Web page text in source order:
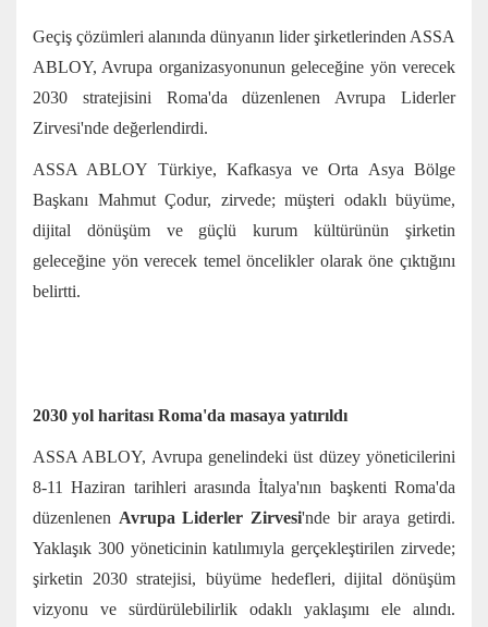
Geçiş çözümleri alanında dünyanın lider şirketlerinden ASSA
ABLOY, Avrupa organizasyonunun geleceğine yön verecek
2030 stratejisini Roma'da düzenlenen Avrupa Liderler
Zirvesi'nde değerlendirdi.
ASSA ABLOY Türkiye, Kafkasya ve Orta Asya Bölge
Başkanı Mahmut Çodur, zirvede; müşteri odaklı büyüme,
dijital dönüşüm ve güçlü kurum kültürünün şirketin
geleceğine yön verecek temel öncelikler olarak öne çıktığını
belirtti.
2030 yol haritası Roma'da masaya yatırıldı
ASSA ABLOY, Avrupa genelindeki üst düzey yöneticilerini
8-11 Haziran tarihleri arasında İtalya'nın başkenti Roma'da
düzenlenen Avrupa Liderler Zirvesi'nde bir araya getirdi.
Yaklaşık 300 yöneticinin katılımıyla gerçekleştirilen zirvede;
şirketin 2030 stratejisi, büyüme hedefleri, dijital dönüşüm
vizyonu ve sürdürülebilirlik odaklı yaklaşımı ele alındı.